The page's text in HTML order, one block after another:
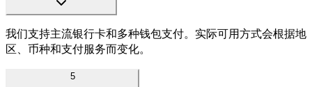
我们支持主流银行卡和多种钱包支付。实际可用方式会根据地
区、币种和支付服务而变化。
5